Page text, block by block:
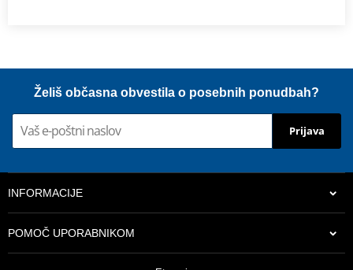
Želiš občasna obvestila o posebnih ponudbah?
Prijava
INFORMACIJE
POMOČ UPORABNIKOM